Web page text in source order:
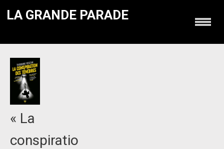
LA GRANDE PARADE
« La
conspiratio